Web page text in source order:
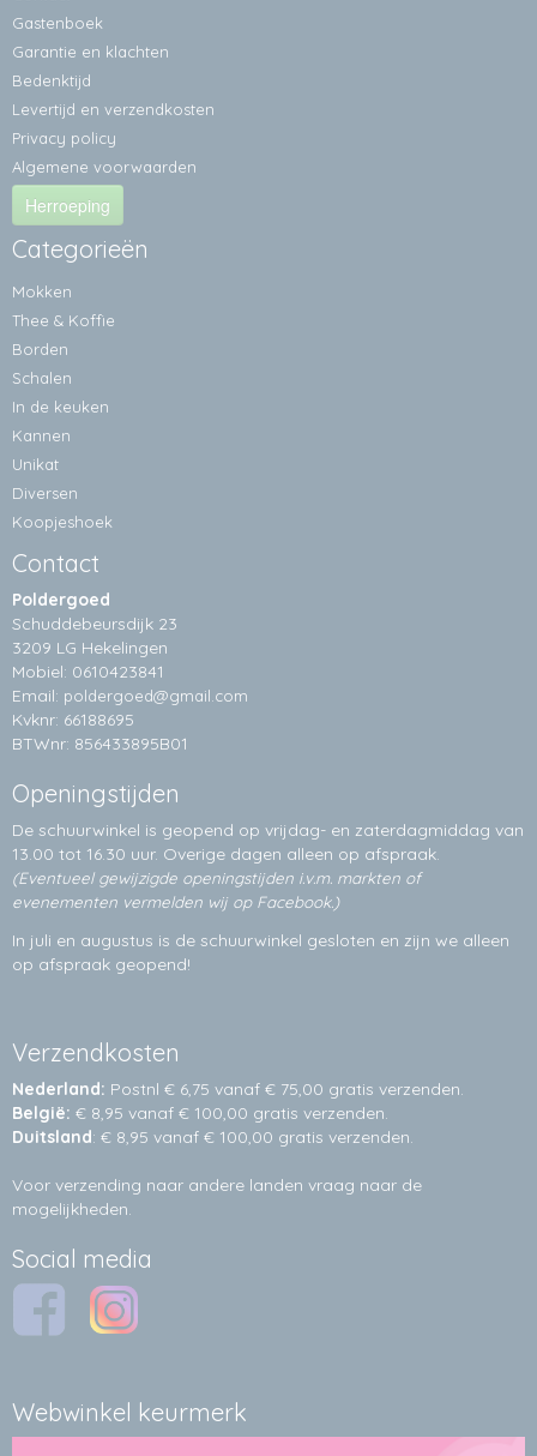
Gastenboek
Garantie en klachten
Bedenktijd
Levertijd en verzendkosten
Privacy policy
Algemene voorwaarden
Herroeping
Categorieën
Mokken
Thee & Koffie
Borden
Schalen
In de keuken
Kannen
Unikat
Diversen
Koopjeshoek
Contact
Poldergoed
Schuddebeursdijk 23
3209 LG Hekelingen
Mobiel: 0610423841
Email: poldergoed@gmail.com
Kvknr: 66188695
BTWnr: 856433895B01
Openingstijden
De schuurwinkel is geopend op vrijdag- en zaterdagmiddag van
13.00 tot 16.30 uur. Overige dagen alleen op afspraak.
(Eventueel gewijzigde openingstijden i.v.m. markten of
evenementen vermelden wij op Facebook.)
In juli en augustus is de schuurwinkel gesloten en zijn we alleen
op afspraak geopend!
Verzendkosten
Nederland: Postnl € 6,75 vanaf € 75,00 gratis verzenden.
België: € 8,95 vanaf € 100,00 gratis verzenden.
Duitsland: € 8,95 vanaf € 100,00 gratis verzenden.
Voor verzending naar andere landen vraag naar de
mogelijkheden.
Social media
Webwinkel keurmerk